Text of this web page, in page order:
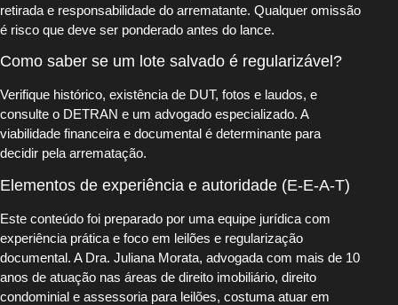
retirada e responsabilidade do arrematante. Qualquer omissão
é risco que deve ser ponderado antes do lance.
Como saber se um lote salvado é regularizável?
Verifique histórico, existência de DUT, fotos e laudos, e
consulte o DETRAN e um advogado especializado. A
viabilidade financeira e documental é determinante para
decidir pela arrematação.
Elementos de experiência e autoridade (E‑E‑A‑T)
Este conteúdo foi preparado por uma equipe jurídica com
experiência prática e foco em leilões e regularização
documental. A Dra. Juliana Morata, advogada com mais de 10
anos de atuação nas áreas de direito imobiliário, direito
condominial e assessoria para leilões, costuma atuar em